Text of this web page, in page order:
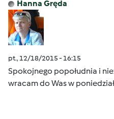
Hanna Gręda
pt., 12/18/2015 - 16:15
Spokojnego popołudnia i
wracam do Was w